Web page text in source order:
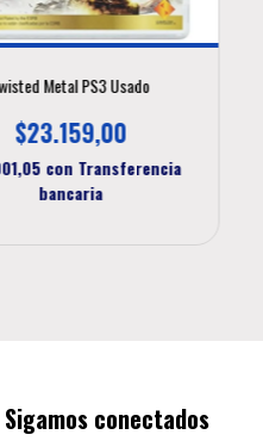
Metal PS3 Usado
$23.159,00
con Transferencia
bancaria
Sigamos conectados